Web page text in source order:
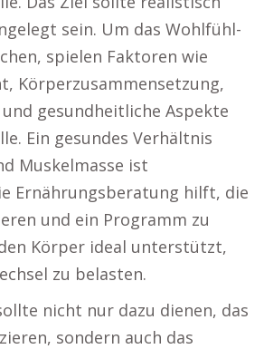
sein. Um das Wohlfühl-
spielen Faktoren wie
Körperzusammensetzung,
gesundheitliche Aspekte
Ein gesundes Verhältnis
Muskelmasse ist
Ernährungsberatung hilft, die
und ein Programm zu
Körper ideal unterstützt,
zu belasten.
nicht nur dazu dienen, das
sondern auch das